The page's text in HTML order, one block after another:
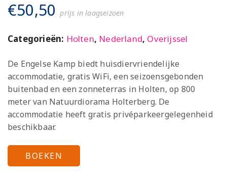
€50,50 prijs in laagseizoen
Categorieën: Holten, Nederland, Overijssel
De Engelse Kamp biedt huisdiervriendelijke
accommodatie, gratis WiFi, een seizoensgebonden
buitenbad en een zonneterras in Holten, op 800
meter van Natuurdiorama Holterberg. De
accommodatie heeft gratis privéparkeergelegenheid
beschikbaar.
BOEKEN